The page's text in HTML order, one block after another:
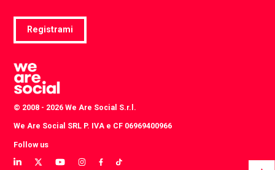
Registrami
© 2008 - 2026 We Are Social S.r.l.
We Are Social SRL P. IVA e CF 06969400966
Follow us
View
View
View
View
ViewView